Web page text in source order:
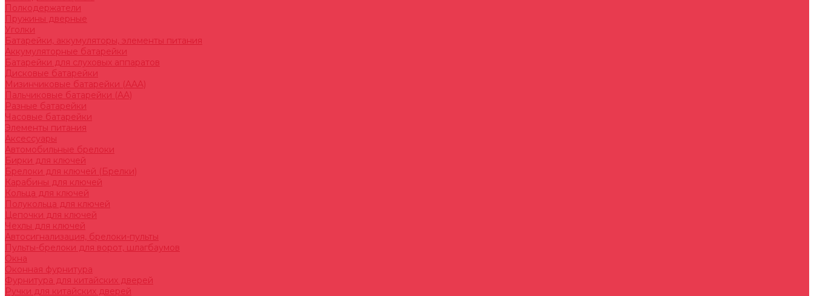
Полкодержатели
Пружины дверные
Уголки
Батарейки, аккумуляторы, элементы питания
Аккумуляторные батарейки
Батарейки для слуховых аппаратов
Дисковые батарейки
Мизинчиковые батарейки (AAA)
Пальчиковые батарейки (AA)
Разные батарейки
Часовые батарейки
Элементы питания
Аксессуары
Автомобильные брелоки
Бирки для ключей
Брелоки для ключей (Брелки)
Карабины для ключей
Кольца для ключей
Полукольца для ключей
Цепочки для ключей
Чехлы для ключей
Автосигнализация, брелоки-пульты
Пульты-брелоки для ворот, шлагбаумов
Окна
Оконная фурнитура
Фурнитура для китайских дверей
Ручки для китайских дверей